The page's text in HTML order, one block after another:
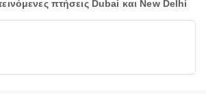
πτήσεις Dubai και New Delhi